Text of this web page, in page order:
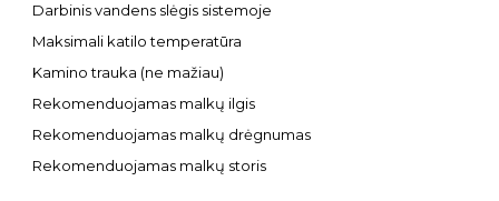
Darbinis vandens slėgis sistemoje
Maksimali katilo temperatūra
Kamino trauka (ne mažiau)
Rekomenduojamas malkų ilgis
Rekomenduojamas malkų drėgnumas
Rekomenduojamas malkų storis